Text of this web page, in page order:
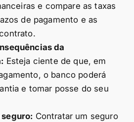
e compare as taxas
de pagamento e as
da
Esteja ciente de que, em
o banco poderá
e tomar posse do seu
Contratar um seguro